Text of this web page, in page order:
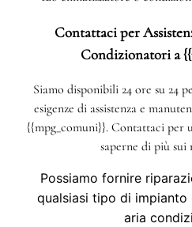
Contattaci per
Condizionatori a
Siamo disponibili 24 ore su 24
esigenze di assistenza e
{{mpg_comuni}}. Contattaci per
saperne di più sui
Possiamo fornire
qualsiasi tipo di
aria